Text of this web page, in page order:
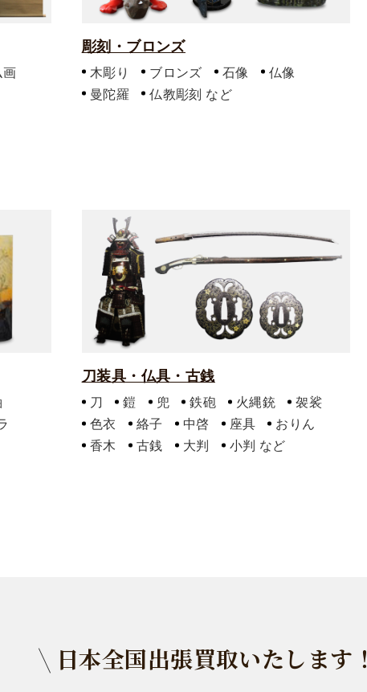
彫刻・ブロンズ
木彫り ブロンズ 石像
仏像
曼陀羅
仏教彫刻
刀装具・仏具・古銭
刀 鎧 兜 鉄砲 火縄銃
袈裟
色衣
絡子 中啓 座具
おりん
香木
古銭 大判 小判
日本全国出張買取いたします！